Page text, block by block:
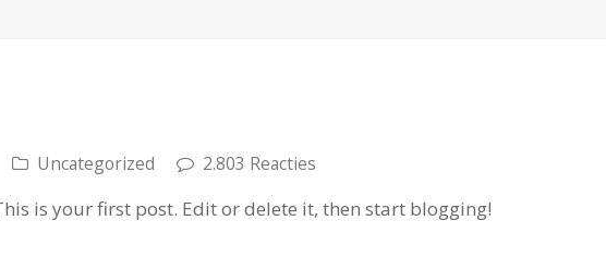
Uncategorized 2.803 Reacties
is your first post. Edit or delete it, then start blogging!